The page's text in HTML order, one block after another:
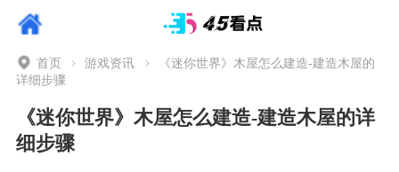
首页 游戏资讯
《迷你世界》木屋怎么建造-建造木屋的
详细步骤
《迷你世界》木屋怎么建造-建造木屋的详
细步骤